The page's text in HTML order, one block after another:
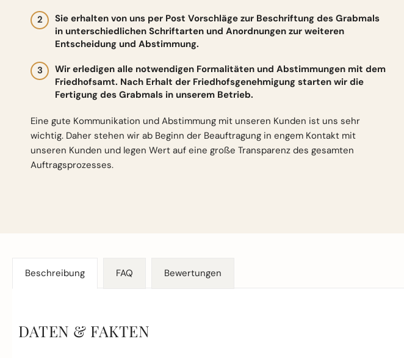
Sie erhalten von uns per Post Vorschläge zur Beschriftung des Grabmals
in unterschiedlichen Schriftarten und Anordnungen zur weiteren
Entscheidung und Abstimmung.
Wir erledigen alle notwendigen Formalitäten und Abstimmungen mit dem
Friedhofsamt. Nach Erhalt der Friedhofsgenehmigung starten wir die
Fertigung des Grabmals in unserem Betrieb.
Eine gute Kommunikation und Abstimmung mit unseren Kunden ist uns sehr
wichtig. Daher stehen wir ab Beginn der Beauftragung in engem Kontakt mit
unseren Kunden und legen Wert auf eine große Transparenz des gesamten
Auftragsprozesses.
Beschreibung
DATEN & FAKTEN
FAQ Bewertungen